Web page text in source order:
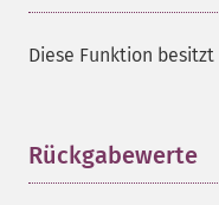
Diese Funktion
Rückgabewerte